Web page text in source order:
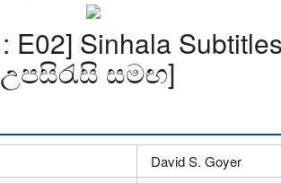
: E02] Sinhala
සමඟ]
David S. Goyer